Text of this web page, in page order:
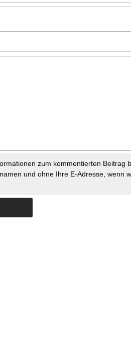
zum kommentierten Beitrag
und ohne Ihre E-Adresse, wenn